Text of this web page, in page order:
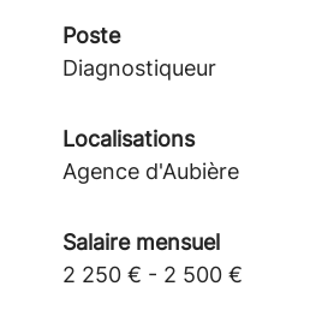
Poste
Diagnostiqueur
Localisations
Agence d'Aubière
Salaire mensuel
2 250 € - 2 500 €